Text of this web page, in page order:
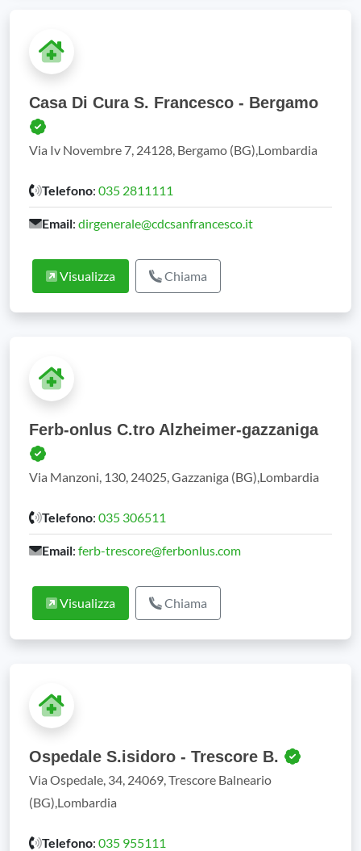
Casa Di Cura S. Francesco - Bergamo
Via Iv Novembre 7, 24128, Bergamo (BG),Lombardia
Telefono: 035 2811111
Email: dirgenerale@cdcsanfrancesco.it
Visualizza Chiama
Ferb-onlus C.tro Alzheimer-gazzaniga
Via Manzoni, 130, 24025, Gazzaniga (BG),Lombardia
Telefono: 035 306511
Email: ferb-trescore@ferbonlus.com
Visualizza Chiama
Ospedale S.isidoro - Trescore B.
Via Ospedale, 34, 24069, Trescore Balneario
(BG),Lombardia
Telefono: 035 955111